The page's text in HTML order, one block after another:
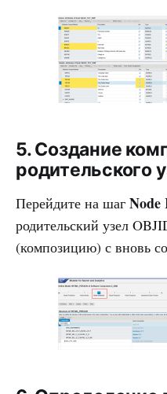
5. Создание
родительского
Перейдите на шаг Node
родительский узел
(композицию) с вновь